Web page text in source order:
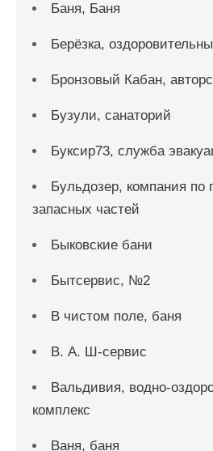
Баня, Баня
Берёзка,
Бронзовый Кабан,
Бузули, санаторий
Буксир73, служба
Бульдозер, компания по
запасных частей
Быковские бани
Бытсервис, №2
В чистом поле, баня
В. А. Ш-сервис
Вальдивия, водно-
комплекс
Ваня, баня